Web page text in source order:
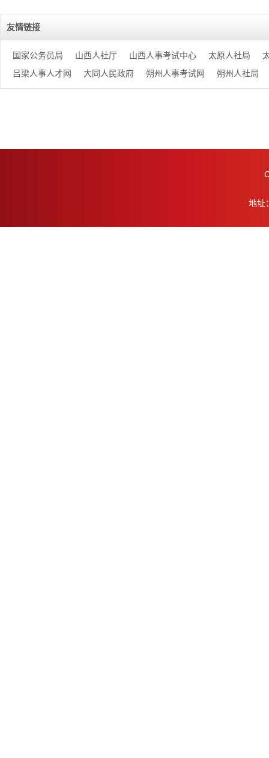
友情链接
国家公务员局 山西人社厅 山西人事考试中心 太原人社局
吕梁人事人才网
大同人民政府 朔州人事考试网 朔州人社局
地址